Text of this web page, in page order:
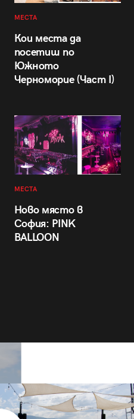
МЕСТА
Кои места да
посетиш по
Южното
Черноморие (Част I)
МЕСТА
Ново място в
София: PINK
BALLOON